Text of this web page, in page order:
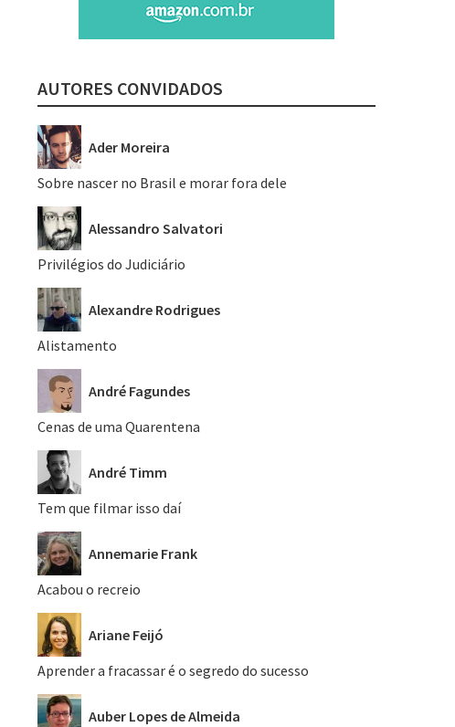
AUTORES CONVIDADOS
Ader Moreira
Sobre nascer no Brasil e morar fora dele
Alessandro Salvatori
Privilégios do Judiciário
Alexandre Rodrigues
Alistamento
André Fagundes
Cenas de uma Quarentena
André Timm
Tem que filmar isso daí
Annemarie Frank
Acabou o recreio
Ariane Feijó
Aprender a fracassar é o segredo do sucesso
Auber Lopes de Almeida